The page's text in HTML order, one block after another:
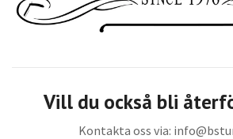
Vill du också bli
Kontakta oss via: